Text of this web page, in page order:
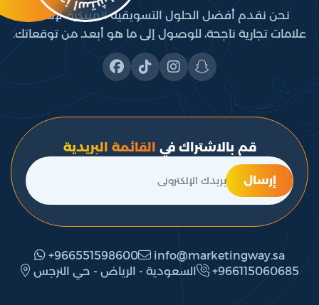
نحن نقدم أفضل الحلول التسويقية المبتكرة، لإنشاء
علامات تجارية ناجحة، للوصول إلى ما هو أبعد من توقعاتك.
قم بالاشتراك في القائمة البريدية
إرسال
info@marketingway.sa
+966551598600
‎+966115060685
السعودية - الرياض - حي النرجس